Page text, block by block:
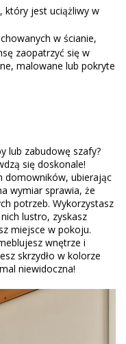
który jest uciążliwy w
w ścianie,
zaopatrzyć się w
malowane lub pokryte
lub zabudowę szafy?
się doskonale!
domowników, ubierając
wymiar sprawia, że
potrzeb. Wykorzystasz
lustro, zyskasz
miejsce w pokoju.
wnętrze i
skrzydło w kolorze
niewidoczna!